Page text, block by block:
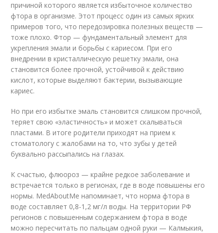
причиной которого является избыточное количество
фтора в организме. Этот процесс один из самых ярких
примеров того, что передозировка полезных веществ —
тоже плохо. Фтор — фундаментальный элемент для
укрепления эмали и борьбы с кариесом. При его
внедрении в кристаллическую решетку эмали, она
становится более прочной, устойчивой к действию
кислот, которые выделяют бактерии, вызывающие
кариес.
Но при его избытке эмаль становится слишком прочной,
теряет свою «эластичность» и может скалываться
пластами. В итоге родители приходят на прием к
стоматологу с жалобами на то, что зубы у детей
буквально рассыпались на глазах.
К счастью, флюороз — крайне редкое заболевание и
встречается только в регионах, где в воде повышены его
нормы. MedAboutMe напоминает, что норма фтора в
воде составляет 0,8-1,2 мг/л воды. На территории РФ
регионов с повышенным содержанием фтора в воде
можно пересчитать по пальцам одной руки — Калмыкия,